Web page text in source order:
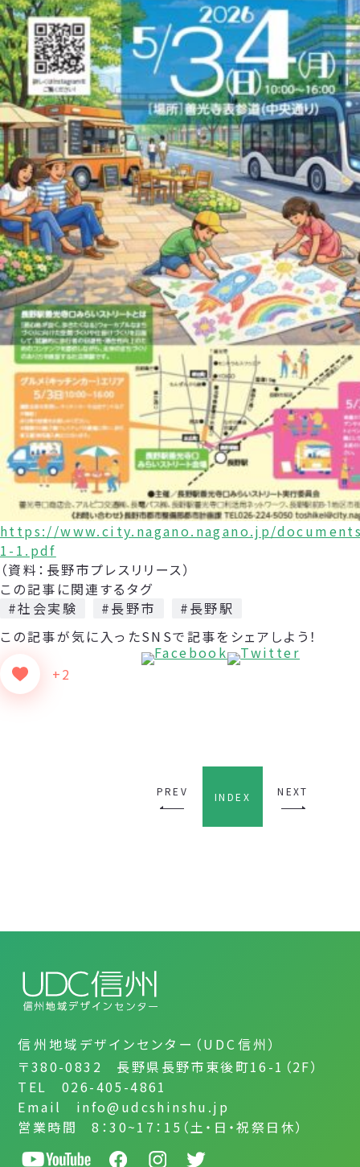
https://www.city.nagano.nagano.jp/
1-1.pdf
（資料：長野市プレスリリース）
この記事に関連するタグ
#社会実験
#長野市
#長野駅
この記事が気に入った
+2
SNSで記事をシェアしよう！
PREV INDEX NEXT
信州地域デザインセンター（UDC信州）
〒380-0832 長野県長野市東後町16-1（2F）
TEL 026-405-4861
Email info@udcshinshu.jp
営業時間 8：30~17：15（土・日・祝祭日休）